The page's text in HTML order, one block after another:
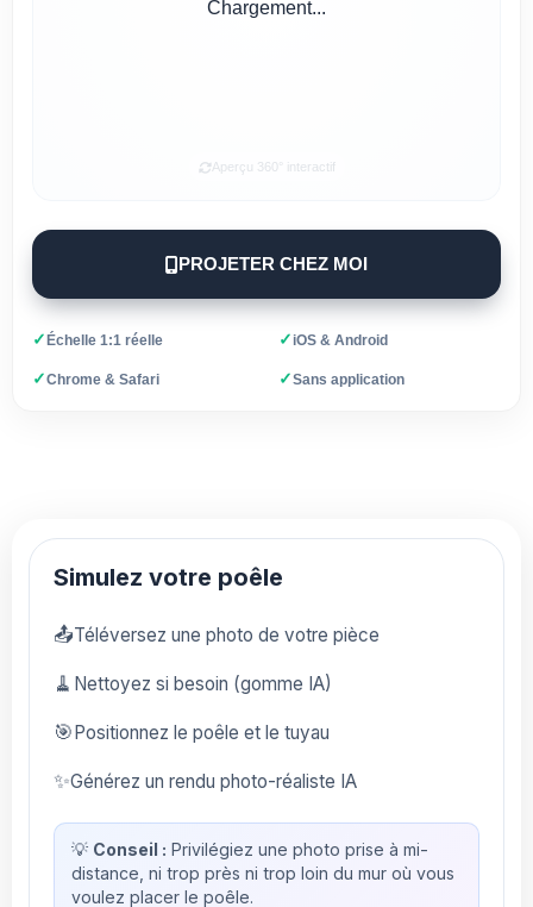
Chargement...
Aperçu 360° interactif
PROJETER CHEZ MOI
✓Échelle 1:1 réelle ✓iOS & Android
✓Chrome & Safari ✓Sans application
Simulez votre poêle
📤Téléversez une photo de votre pièce
🧹 Nettoyez si besoin (gomme IA)
🎯Positionnez le poêle et le tuyau
✨Générez un rendu photo-réaliste IA
💡 Conseil : Privilégiez une photo prise à mi-
distance, ni trop près ni trop loin du mur où vous
voulez placer le poêle.